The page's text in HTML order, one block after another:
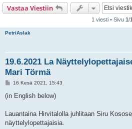
Vastaa Viestiin
1 viesti • Sivu 1/1
PetriAslak
19.6.2021 La
Mari Törmä
V
e
i
16 Kesä 2021, 15:43
(in English below)
Lauantaina Hirvitalolla juhlitaan Siru
näyttelylopettajaisia.